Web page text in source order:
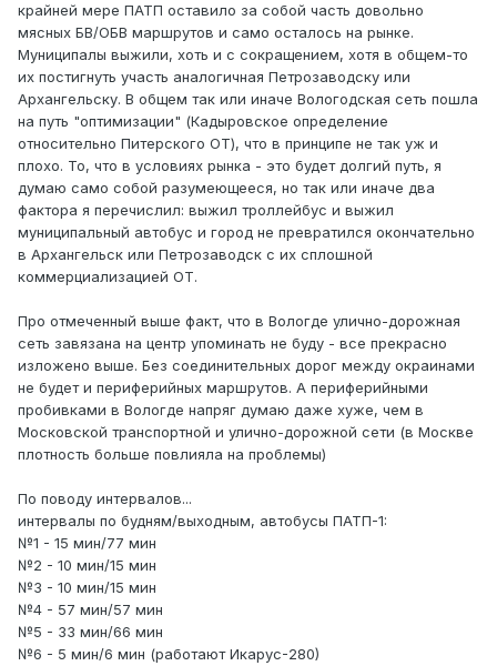
крайней мере ПАТП оставило за собой часть довольно
мясных БВ/ОБВ маршрутов и само осталось на рынке.
Муниципалы выжили, хоть и с сокращением, хотя в общем-то
их постигнуть участь аналогичная Петрозаводску или
Архангельску. В общем так или иначе Вологодская сеть пошла
на путь "оптимизации" (Кадыровское определение
относительно Питерского ОТ), что в принципе не так уж и
плохо. То, что в условиях рынка - это будет долгий путь, я
думаю само собой разумеющееся, но так или иначе два
фактора я перечислил: выжил троллейбус и выжил
муниципальный автобус и город не превратился окончательно
в Архангельск или Петрозаводск с их сплошной
коммерциализацией ОТ.
Про отмеченный выше факт, что в Вологде улично-дорожная
сеть завязана на центр упоминать не буду - все прекрасно
изложено выше. Без соединительных дорог между окраинами
не будет и периферийных маршрутов. А периферийными
пробивками в Вологде напряг думаю даже хуже, чем в
Московской транспортной и улично-дорожной сети (в Москве
плотность больше повлияла на проблемы)
По поводу интервалов...
интервалы по будням/выходным, автобусы ПАТП-1:
№1 - 15 мин/77 мин
№2 - 10 мин/15 мин
№3 - 10 мин/15 мин
№4 - 57 мин/57 мин
№5 - 33 мин/66 мин
№6 - 5 мин/6 мин (работают Икарус-280)